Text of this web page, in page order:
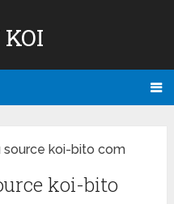
source koi-bito com
koi-bito